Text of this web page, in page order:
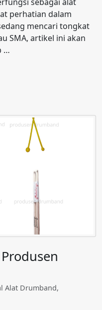
sebagai alat
perhatian dalam
mencari tongkat
SMA, artikel ini akan
…
Alat Drumband,